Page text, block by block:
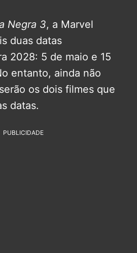
Negra 3, a Marvel
duas datas
2028: 5 de maio e 15
entanto, ainda não
os dois filmes que
datas.
PUBLICIDADE